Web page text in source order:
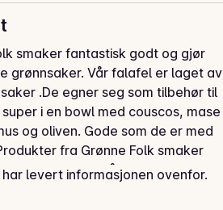
smaker fantastisk godt og gjør
grønnsaker. Vår falafel er laget av
.De egner seg som tilbehør til
i en bowl med couscos, mase
og oliven. Gode som de er med
fra Grønne Folk smaker
det enklere å spise grønnsaker.
har levert informasjonen ovenfor.